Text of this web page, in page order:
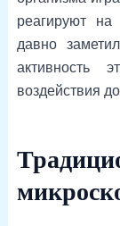
реагируют
давно
активность
воздействия